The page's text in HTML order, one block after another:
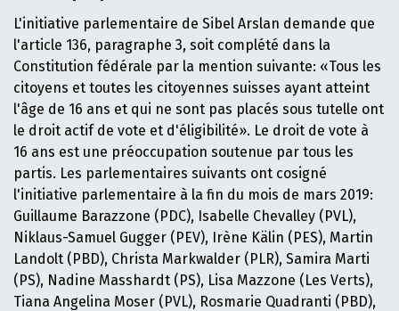
L'initiative parlementaire de Sibel Arslan demande que
l'article 136, paragraphe 3, soit complété dans la
Constitution fédérale par la mention suivante: «Tous les
citoyens et toutes les citoyennes suisses ayant atteint
l'âge de 16 ans et qui ne sont pas placés sous tutelle ont
le droit actif de vote et d'éligibilité». Le droit de vote à
16 ans est une préoccupation soutenue par tous les
partis. Les parlementaires suivants ont cosigné
l'initiative parlementaire à la fin du mois de mars 2019:
Guillaume Barazzone (PDC), Isabelle Chevalley (PVL),
Niklaus-Samuel Gugger (PEV), Irène Kälin (PES), Martin
Landolt (PBD), Christa Markwalder (PLR), Samira Marti
(PS), Nadine Masshardt (PS), Lisa Mazzone (Les Verts),
Tiana Angelina Moser (PVL), Rosmarie Quadranti (PBD),